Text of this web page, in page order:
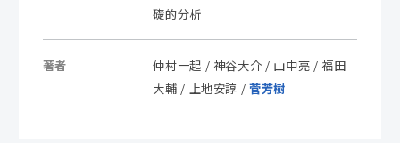
礎的分析
著者
仲村一起 / 神谷大介 / 山中亮 / 福田
大輔 / 上地安諄 /菅芳樹